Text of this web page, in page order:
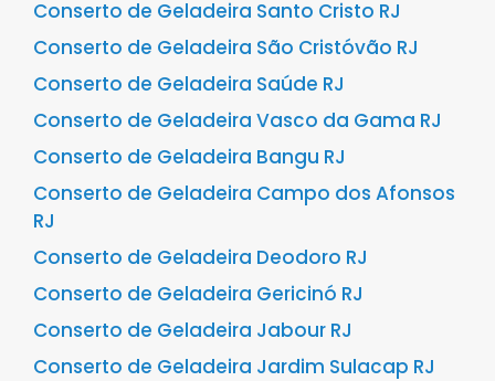
Conserto de Geladeira Santo Cristo RJ
Conserto de Geladeira São Cristóvão RJ
Conserto de Geladeira Saúde RJ
Conserto de Geladeira Vasco da Gama RJ
Conserto de Geladeira Bangu RJ
Conserto de Geladeira Campo dos Afonsos
RJ
Conserto de Geladeira Deodoro RJ
Conserto de Geladeira Gericinó RJ
Conserto de Geladeira Jabour RJ
Conserto de Geladeira Jardim Sulacap RJ